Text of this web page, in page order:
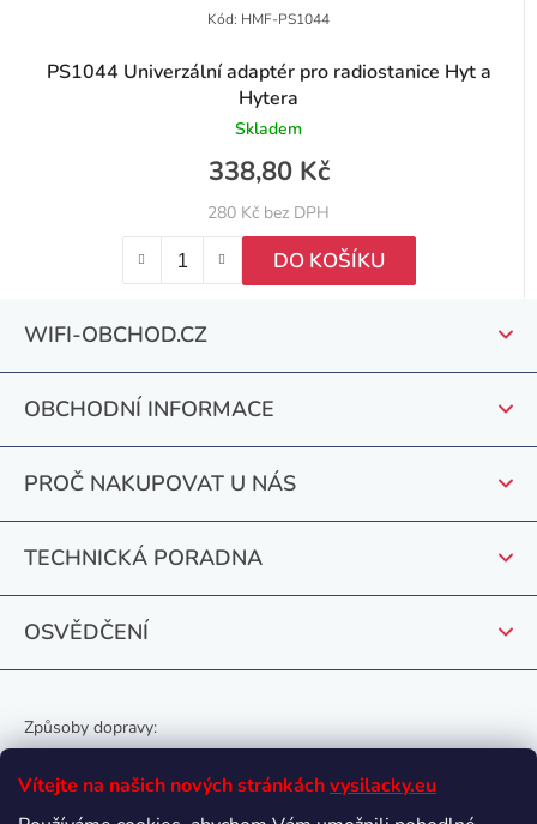
Vítejte na našich nových stránkáchvysilacky.eu
PS1044 Univerzální adaptér pro radiostanice Hyt a
Hytera
Skladem
280 Kč bez DPH
338,80 Kč
DO KOŠÍKU
Kód: HMF-PS1044
WIFI-OBCHOD.CZ
OBCHODNÍ INFORMACE
PROČ NAKUPOVAT U NÁS
TECHNICKÁ PORADNA
OSVĚDČENÍ
Způsoby dopravy: